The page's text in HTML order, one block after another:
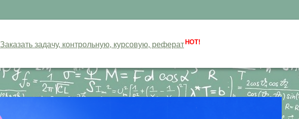
Заказать задачу, контрольную, курсовую, реферат HOT!